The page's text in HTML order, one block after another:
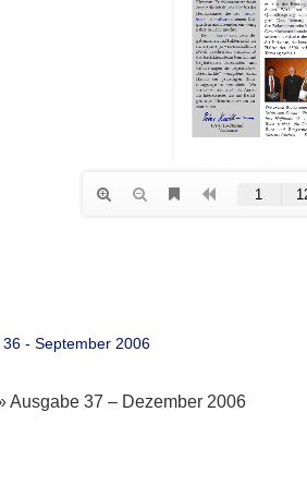
36 - September 2006
Ausgabe 37 – Dezember 2006